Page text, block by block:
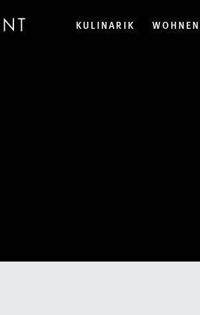
KULINARIK WOHNEN